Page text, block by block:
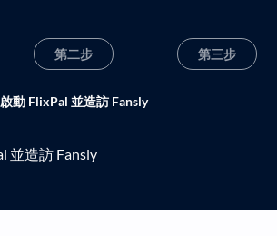
第二步 第三步
啟動 FlixPal 並造訪 Fansly